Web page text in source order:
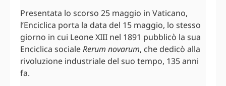
Presentata lo scorso 25 maggio in Vaticano,
l’Enciclica porta la data del 15 maggio, lo stesso
giorno in cui Leone XIII nel 1891 pubblicò la sua
Enciclica socialeRerum novarum, che dedicò alla
rivoluzione industriale del suo tempo, 135 anni
fa.